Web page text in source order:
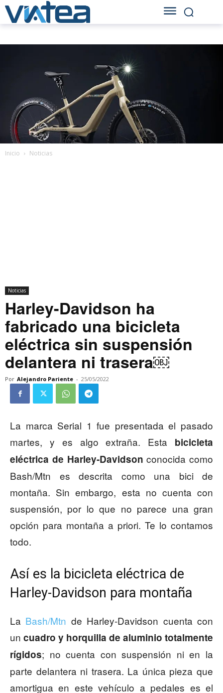
Inicio Noticias
Noticias
Harley-Davidson ha
fabricado una bicicleta
eléctrica sin suspensión
delantera ni trasera￼
Por Alejandro Pariente - 25/05/2022
La marca Serial 1 fue presentada el pasado
martes, y es algo extraña. Esta bicicleta
eléctrica de Harley-Davidson conocida como
Bash/Mtn es descrita como una bici de
montaña. Sin embargo, esta no cuenta con
suspensión, por lo que no parece una gran
opción para montaña a priori. Te lo contamos
todo.
Así es la bicicleta eléctrica de
Harley-Davidson para montaña
La Bash/Mtn de Harley-Davidson cuenta con
un cuadro y horquilla de aluminio totalmente
rígidos; no cuenta con suspensión ni en la
parte delantera ni trasera. La única pieza que
amortigua en este vehículo a pedales es el